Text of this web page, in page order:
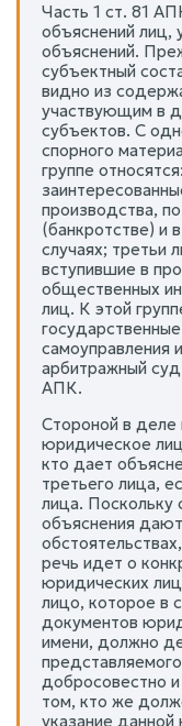
Часть 1 ст. 81
объяснений
объяснений.
субъектный
видно из
участвующим в
субъектов. С
спорного
группе
производства,
(банкротстве) и
случаях; третьи
вступившие в
общественных
лиц. К этой
самоуправления
арбитражный
АПК.
Стороной в деле
юридическое
кто дает
третьего лица,
лица. Поскольку
объяснения
речь идет о
юридических
лицо, которое в
документов
имени, должно
добросовестно
том, кто же
указание